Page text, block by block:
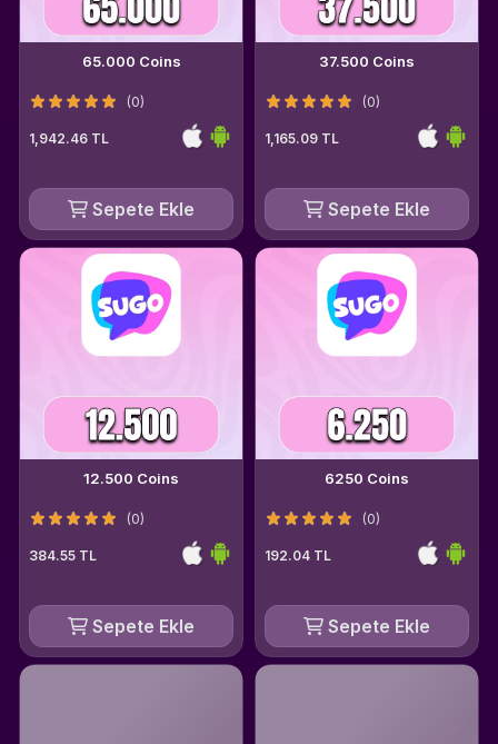
65.000 Coins
(0)
1,942.46 TL
Sepete Ekle
37.500 Coins
(0)
1,165.09 TL
Sepete Ekle
12.500 Coins
(0)
384.55 TL
Sepete Ekle
6250 Coins
(0)
192.04 TL
Sepete Ekle